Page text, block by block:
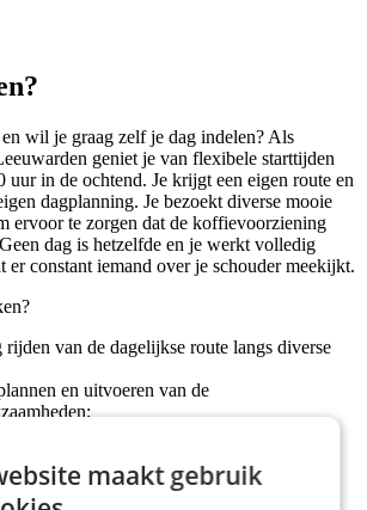
wil je graag zelf je dag indelen? Als
geniet je van flexibele starttijden
uur in de ochtend. Je krijgt een eigen route en
dagplanning. Je bezoekt diverse mooie
ervoor te zorgen dat de koffievoorziening
dag is hetzelfde en je werkt volledig
er constant iemand over je schouder meekijkt.
van de dagelijkse route langs diverse
en uitvoeren van de
en verhelpen van onverwachte kleine
maakt gebruik